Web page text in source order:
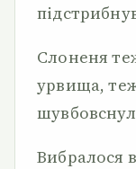
Слоненя
урвища,
Вибралося